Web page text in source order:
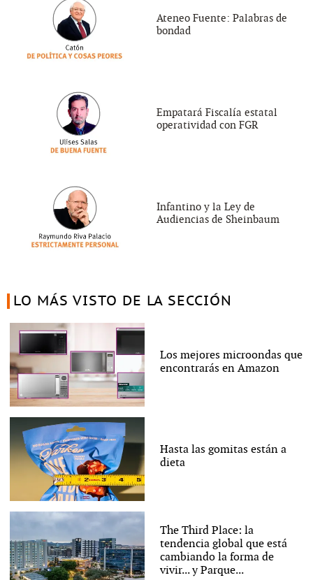
Ateneo Fuente: Palabras de
bondad
Empatará Fiscalía estatal
operatividad con FGR
Infantino y la Ley de
Audiencias de Sheinbaum
LO MÁS VISTO DE LA SECCIÓN
Los mejores microondas que
encontrarás en Amazon
Hasta las gomitas están a
dieta
The Third Place: la
tendencia global que está
cambiando la forma de
vivir... y Parque...